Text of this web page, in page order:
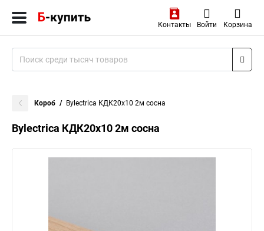
Контакты Войти Корзина
Короб Bylectrica КДК20х10 2м сосна
Bylectrica КДК20х10 2м сосна